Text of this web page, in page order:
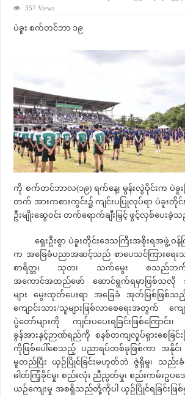
357 Views
ပဲခူး စက်တင်ဘာ ၁၉
ကို စက်တင်ဘာလ(၁၉) ရက်နေ့၊ မွန်းလွဲပိုင်းက ပဲ
တက် အားကစားကွင်း၌ ကျင်းပပြုလုပ်ရာ ပဲခူးတိုင်
ဦးမျိုးဆွေဝင်း တက်ရောက်ချီးမြှင့် ဖွင့်လှစ်ပေးခဲ့
ရှေးဦးစွာ ပဲခူးတိုင်းဒေသကြီးအစိုးရအဖွဲ့ ဝန်ကြီ
က အခြေခံပညာအဆင့်သည် စာပေသင်ကြားရေး
စာရိတ္တ၊ သုတ၊ သက်မွေး စသည်ဘက်စုံ
အကောင်အထည်ဖော် ဆောင်ရွက်ရမှာဖြစ်သလို
များ မွေးထုတ်ပေးရာ အခြေခံ အုတ်မြစ်ဖြစ်သ
ကျောင်းသား/သူများဖြစ်လာစေရေးအတွက် ကျ
ပွဲတော်များကို ကျင်းပပေးရခြင်းဖြစ်ကြောင်
ခွန်အားနှင့်ဉာဏ်ရည်ကို စနစ်တကျလှုပ်ရှားစေခြင်းဖ
ကိုဖြစ်ပေါ်စေသည့် ပညာရပ်တစ်ခုဖြစ်ကာ အနို
မူတည်ပြီး ယှဉ်ပြိုင်ခြင်းမဟုတ်ဘဲ ဇွဲရှိမှု၊ သည်းခံ
ဓါတ်ကြံ့ခိုင်မှု၊ စည်းလုံး ညီညွတ်မှု၊ စည်းကမ်းဥပဒ
ယဉ်ကျေးမှု အစရှိသည်တို့ကိုပါ ယှဉ်ပြိုင်ရခြင်း